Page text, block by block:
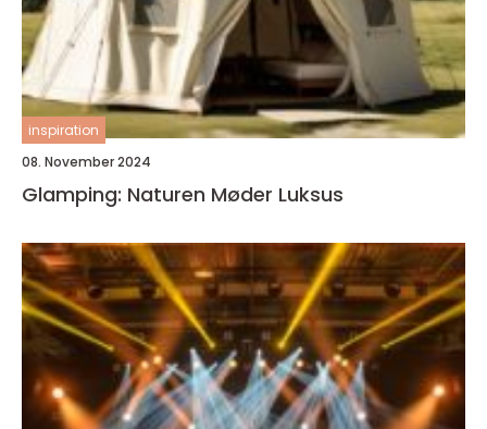
inspiration
08. November 2024
Glamping: Naturen Møder Luksus